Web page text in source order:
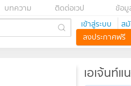
ข้อ
ติดต่อเวป
บทความ
เข้าสู่ระบบ
ส
ลงประกาศฟรี
เอเจ้นท์แ